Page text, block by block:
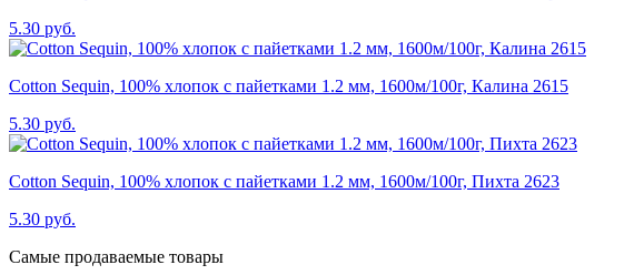
5.30 руб.
Cotton Sequin, 100% хлопок с пайетками 1.2 мм, 1600м/100г, Калина 2615
5.30 руб.
Cotton Sequin, 100% хлопок с пайетками 1.2 мм, 1600м/100г, Пихта 2623
5.30 руб.
Самые продаваемые товары